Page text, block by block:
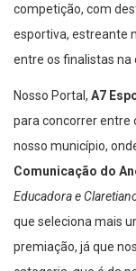
competição, com
esportiva, estreante
entre os finalistas na
Nosso Portal, A7
para concorrer entre
nosso município,
Comunicação do
Educadora e
que seleciona mais
premiação, já que